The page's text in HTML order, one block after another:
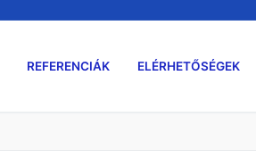
REFERENCIÁK ELÉRHETŐSÉGEK